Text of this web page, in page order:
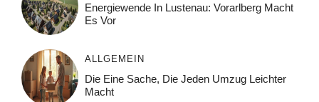
Energiewende In Lustenau: Vorarlberg Macht
Es Vor
ALLGEMEIN
Die Eine Sache, Die Jeden Umzug Leichter
Macht